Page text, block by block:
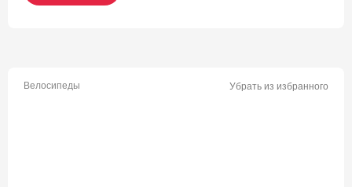
Велосипеды Убрать из избранного